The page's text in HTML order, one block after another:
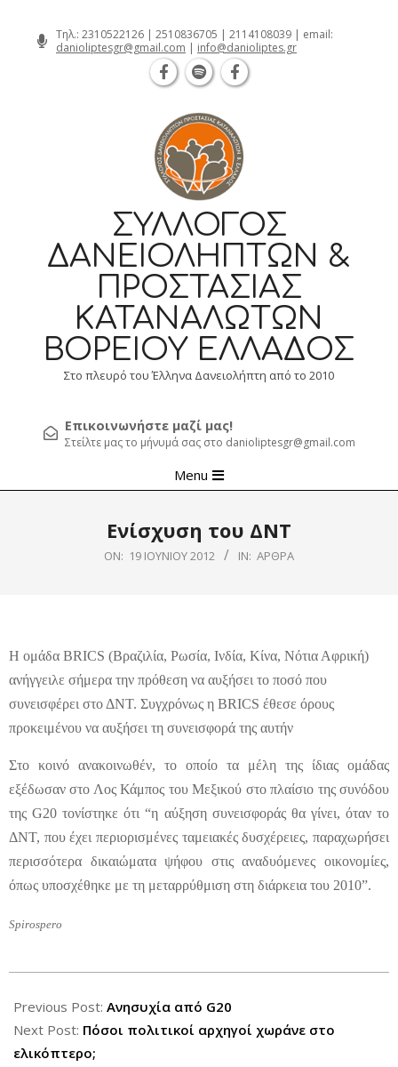
Τηλ.: 2310522126 | 2510836705 | 2114108039 | email:
danioliptesgr@gmail.com | info@danioliptes.gr
ΣΎΛΛΟΓΟΣ
ΔΑΝΕΙΟΛΗΠΤΏΝ &
ΠΡΟΣΤΑΣΊΑΣ
ΚΑΤΑΝΑΛΩΤΏΝ
ΒΟΡΕΊΟΥ ΕΛΛΆΔΟΣ
Στο πλευρό του Έλληνα Δανειολήπτη από το 2010
Επικοινωνήστε μαζί μας!
Στείλτε μας το μήνυμά σας στο danioliptesgr@gmail.com
Navigation
Menu
Ενίσχυση του ΔΝΤ
ON: 19 ΙΟΥΝΊΟΥ 2012 IN: ΆΡΘΡΑ
Η ομάδα BRICS (Βραζιλία, Ρωσία, Ινδία, Κίνα, Νότια Αφρική)
ανήγγειλε σήμερα την πρόθεση να αυξήσει το ποσό που
συνεισφέρει στο ΔΝΤ. Συγχρόνως η BRICS έθεσε όρους
προκειμένου να αυξήσει τη συνεισφορά της αυτήν
Στο κοινό ανακοινωθέν, το οποίο τα μέλη της ίδιας ομάδας
εξέδωσαν στο Λος Κάμπος του Μεξικού στο πλαίσιο της συνόδου
της G20 τονίστηκε ότι “η αύξηση συνεισφοράς θα γίνει, όταν το
ΔΝΤ, που έχει περιορισμένες ταμειακές δυσχέρειες, παραχωρήσει
περισσότερα δικαιώματα ψήφου στις αναδυόμενες οικονομίες,
όπως υποσχέθηκε με τη μεταρρύθμιση στη διάρκεια του 2010”.
Spirospero
06-
19
Previous Post: Ανησυχία από G20
Next Post: Πόσοι πολιτικοί αρχηγοί χωράνε στο
ελικόπτερο;